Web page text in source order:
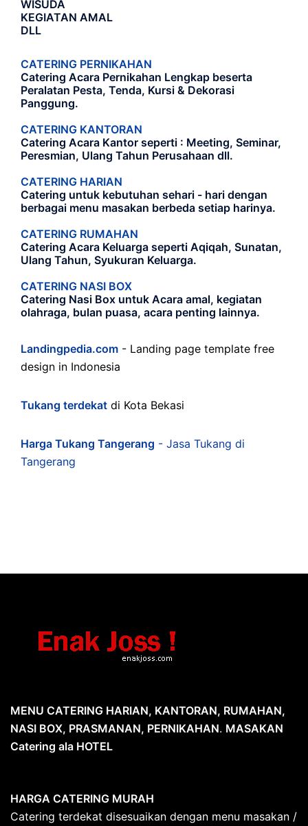
WISUDA
KEGIATAN AMAL
DLL
CATERING PERNIKAHAN
Catering Acara Pernikahan Lengkap beserta
Peralatan Pesta, Tenda, Kursi & Dekorasi
Panggung.
CATERING KANTORAN
Catering Acara Kantor seperti : Meeting, Seminar,
Peresmian, Ulang Tahun Perusahaan dll.
CATERING HARIAN
Catering untuk kebutuhan sehari - hari dengan
berbagai menu masakan berbeda setiap harinya.
CATERING RUMAHAN
Catering Acara Keluarga seperti Aqiqah, Sunatan,
Ulang Tahun, Syukuran Keluarga.
CATERING NASI BOX
Catering Nasi Box untuk Acara amal, kegiatan
olahraga, bulan puasa, acara penting lainnya.
Landingpedia.com - Landing page template free
design in Indonesia
Tukang terdekat di Kota Bekasi
Harga Tukang Tangerang - Jasa Tukang di
Tangerang
MENU CATERING HARIAN, KANTORAN, RUMAHAN,
NASI BOX, PRASMANAN, PERNIKAHAN. MASAKAN
Catering ala HOTEL
HARGA CATERING MURAH
Catering terdekat disesuaikan dengan menu masakan /